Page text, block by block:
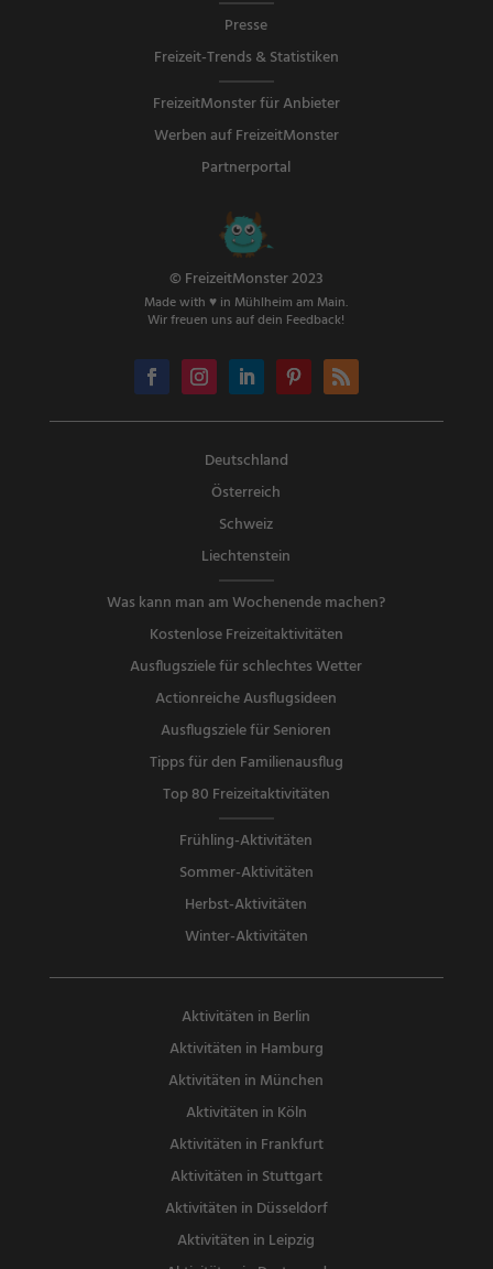
Presse
Freizeit-Trends & Statistiken
FreizeitMonster für Anbieter
Werben auf FreizeitMonster
Partnerportal
© FreizeitMonster 2023
Made with ♥ in Mühlheim am Main.
Wir freuen uns auf dein Feedback!
Deutschland
Österreich
Schweiz
Liechtenstein
Was kann man am Wochenende machen?
Kostenlose Freizeitaktivitäten
Ausflugsziele für schlechtes Wetter
Actionreiche Ausflugsideen
Ausflugsziele für Senioren
Tipps für den Familienausflug
Top 80 Freizeitaktivitäten
Frühling-Aktivitäten
Sommer-Aktivitäten
Herbst-Aktivitäten
Winter-Aktivitäten
Aktivitäten in Berlin
Aktivitäten in Hamburg
Aktivitäten in München
Aktivitäten in Köln
Aktivitäten in Frankfurt
Aktivitäten in Stuttgart
Aktivitäten in Düsseldorf
Aktivitäten in Leipzig